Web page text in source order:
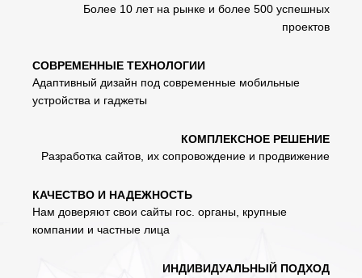
Более 10 лет на рынке и более 500 успешных
проектов
СОВРЕМЕННЫЕ ТЕХНОЛОГИИ
Адаптивный дизайн под современные мобильные
устройства и гаджеты
КОМПЛЕКСНОЕ РЕШЕНИЕ
Разработка сайтов, их сопровождение и продвижение
КАЧЕСТВО И НАДЕЖНОСТЬ
Нам доверяют свои сайты гос. органы, крупные
компании и частные лица
ИНДИВИДУАЛЬНЫЙ ПОДХОД